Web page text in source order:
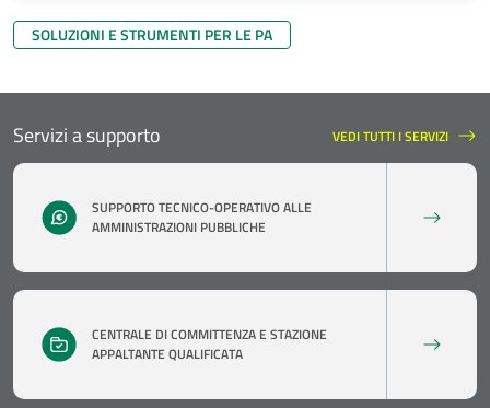
SOLUZIONI E STRUMENTI PER LE PA
Servizi a supporto VEDI TUTTI I SERVIZI
SERVIZI A SUPPORTO
SUPPORTO TECNICO-OPERATIVO ALLE
AMMINISTRAZIONI PUBBLICHE
CENTRALE DI COMMITTENZA E STAZIONE
APPALTANTE QUALIFICATA